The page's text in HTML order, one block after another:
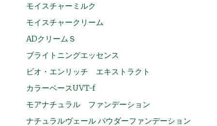
モイスチャーミルク
モイスチャークリーム
ADクリームＳ
ブライトニングエッセンス
ビオ・エンリッチ エキストラクト
カラーベースUVT-f
モアナチュラル ファンデーション
ナチュラルヴェール パウダーファンデーション